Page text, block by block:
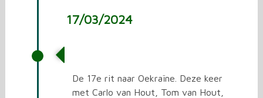
17/03/2024
De 17e rit naar Oekraïne. Deze keer
met Carlo van Hout, Tom van Hout,